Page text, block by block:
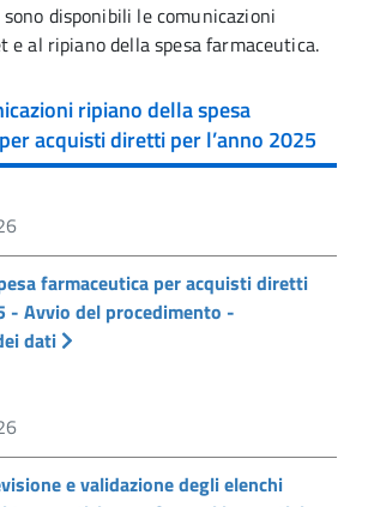
disponibili le comunicazioni
e al ripiano della spesa farmaceutica.
ripiano della spesa
acquisti diretti per l’anno 2025
farmaceutica per acquisti diretti
- Avvio del procedimento -
dati
e validazione degli elenchi